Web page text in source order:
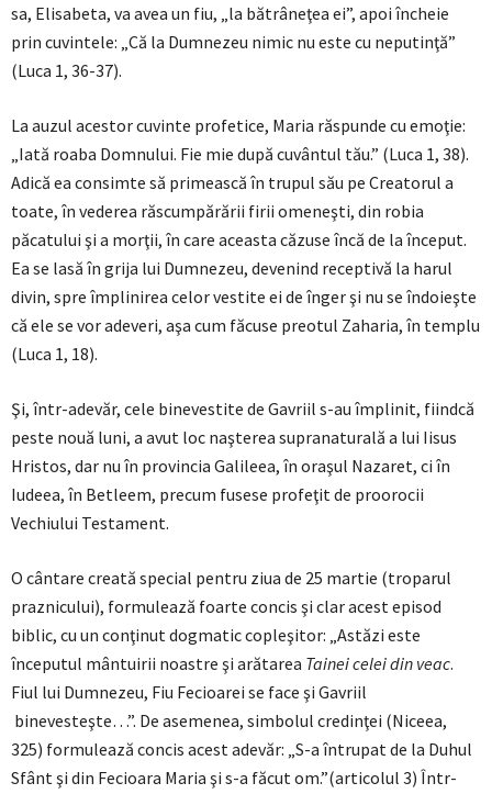
sa, Elisabeta, va avea un fiu, „la bătrâneţea ei”, apoi încheie
prin cuvintele: „Că la Dumnezeu nimic nu este cu neputinţă”
(Luca 1, 36-37).
La auzul acestor cuvinte profetice, Maria răspunde cu emoţie:
„Iată roaba Domnului. Fie mie după cuvântul tău.” (Luca 1, 38).
Adică ea consimte să primească în trupul său pe Creatorul a
toate, în vederea răscumpărării firii omeneşti, din robia
păcatului şi a morţii, în care aceasta căzuse încă de la început.
Ea se lasă în grija lui Dumnezeu, devenind receptivă la harul
divin, spre împlinirea celor vestite ei de înger şi nu se îndoieşte
că ele se vor adeveri, aşa cum făcuse preotul Zaharia, în templu
(Luca 1, 18).
Şi, într-adevăr, cele binevestite de Gavriil s-au împlinit, fiindcă
peste nouă luni, a avut loc naşterea supranaturală a lui Iisus
Hristos, dar nu în provincia Galileea, în oraşul Nazaret, ci în
Iudeea, în Betleem, precum fusese profeţit de proorocii
Vechiului Testament.
O cântare creată special pentru ziua de 25 martie (troparul
praznicului), formulează foarte concis şi clar acest episod
biblic, cu un conţinut dogmatic copleşitor: „Astăzi este
începutul mântuirii noastre şi arătarea Tainei celei din veac.
Fiul lui Dumnezeu, Fiu Fecioarei se face şi Gavriil
binevesteşte…”. De asemenea, simbolul credinţei (Niceea,
325) formulează concis acest adevăr: „S-a întrupat de la Duhul
Sfânt şi din Fecioara Maria şi s-a făcut om.”(articolul 3) Într-